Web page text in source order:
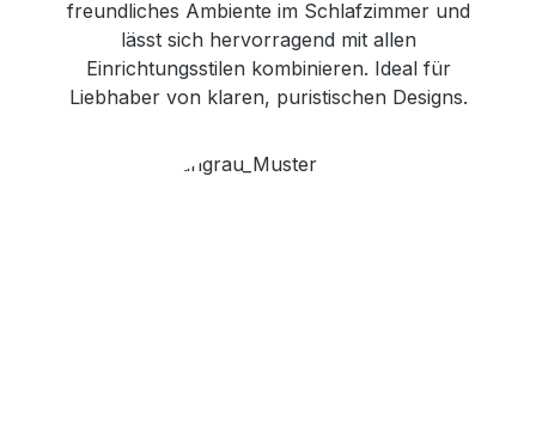
freundliches Ambiente im Schlafzimmer und
lässt sich hervorragend mit allen
Einrichtungsstilen kombinieren. Ideal für
Liebhaber von klaren, puristischen Designs.